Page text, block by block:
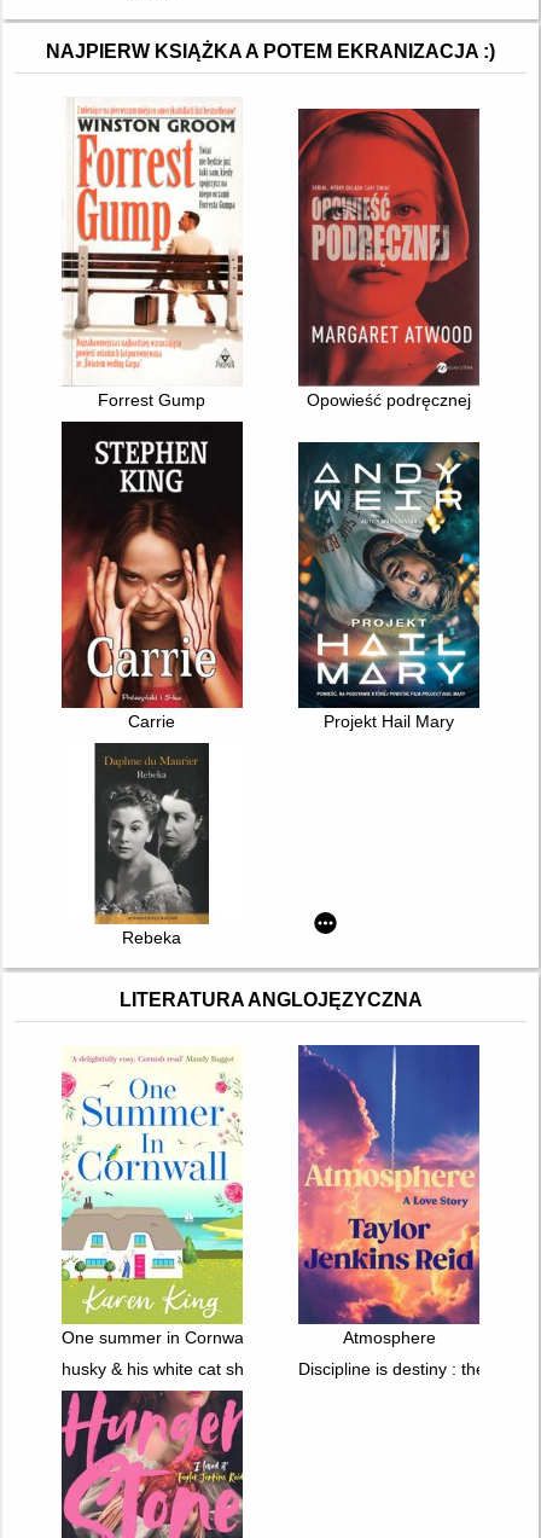
NAJPIERW KSIĄŻKA A POTEM EKRANIZACJA :)
Forrest Gump Opowieść podręcznej
Carrie Projekt Hail Mary
Rebeka
LITERATURA ANGLOJĘZYCZNA
One summer in Cornwall
Atmosphere
husky & his white cat shizun. vol. 3Discipline is destiny : the